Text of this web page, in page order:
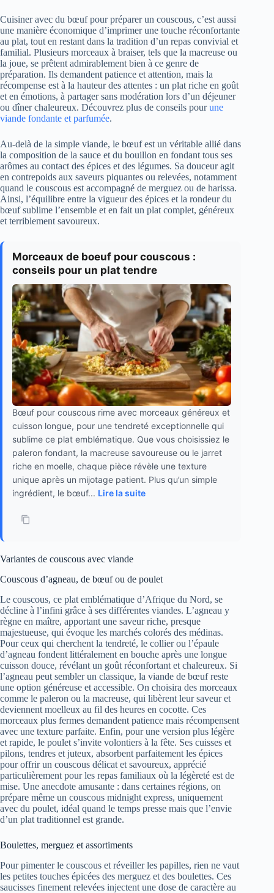
Cuisiner avec du bœuf pour préparer un couscous, c’est aussi
une manière économique d’imprimer une touche réconfortante
au plat, tout en restant dans la tradition d’un repas convivial et
familial. Plusieurs morceaux à braiser, tels que la macreuse ou
la joue, se prêtent admirablement bien à ce genre de
préparation. Ils demandent patience et attention, mais la
récompense est à la hauteur des attentes : un plat riche en goût
et en émotions, à partager sans modération lors d’un déjeuner
ou dîner chaleureux. Découvrez plus de conseils pourune
viande fondante et parfumée.
Au-delà de la simple viande, le bœuf est un véritable allié dans
la composition de la sauce et du bouillon en fondant tous ses
arômes au contact des épices et des légumes. Sa douceur agit
en contrepoids aux saveurs piquantes ou relevées, notamment
quand le couscous est accompagné de merguez ou de harissa.
Ainsi, l’équilibre entre la vigueur des épices et la rondeur du
bœuf sublime l’ensemble et en fait un plat complet, généreux
et terriblement savoureux.
Morceaux de boeuf pour couscous :
conseils pour un plat tendre
Bœuf pour couscous rime avec morceaux généreux et
cuisson longue, pour une tendreté exceptionnelle qui
sublime ce plat emblématique. Que vous choisissiez le
paleron fondant, la macreuse savoureuse ou le jarret
riche en moelle, chaque pièce révèle une texture
unique après un mijotage patient. Plus qu’un simple
ingrédient, le bœuf... Lire la suite
Variantes de couscous avec viande
Couscous d’agneau, de bœuf ou de poulet
Le couscous, ce plat emblématique d’Afrique du Nord, se
décline à l’infini grâce à ses différentes viandes. L’agneau y
règne en maître, apportant une saveur riche, presque
majestueuse, qui évoque les marchés colorés des médinas.
Pour ceux qui cherchent la tendreté, le collier ou l’épaule
d’agneau fondent littéralement en bouche après une longue
cuisson douce, révélant un goût réconfortant et chaleureux. Si
l’agneau peut sembler un classique, la viande de bœuf reste
une option généreuse et accessible. On choisira des morceaux
comme le paleron ou la macreuse, qui libèrent leur saveur et
deviennent moelleux au fil des heures en cocotte. Ces
morceaux plus fermes demandent patience mais récompensent
avec une texture parfaite. Enfin, pour une version plus légère
et rapide, le poulet s’invite volontiers à la fête. Ses cuisses et
pilons, tendres et juteux, absorbent parfaitement les épices
pour offrir un couscous délicat et savoureux, apprécié
particulièrement pour les repas familiaux où la légèreté est de
mise. Une anecdote amusante : dans certaines régions, on
prépare même un couscous midnight express, uniquement
avec du poulet, idéal quand le temps presse mais que l’envie
d’un plat traditionnel est grande.
Boulettes, merguez et assortiments
Pour pimenter le couscous et réveiller les papilles, rien ne vaut
les petites touches épicées des merguez et des boulettes. Ces
saucisses finement relevées injectent une dose de caractère au